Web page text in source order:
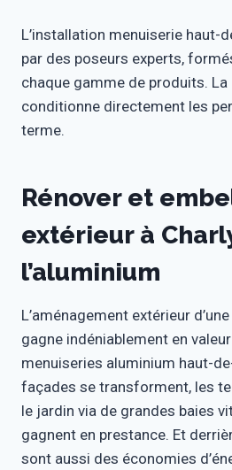
L’installation menuiserie haut-
par des poseurs experts,
chaque gamme de produits.
conditionne directement les
terme.
Rénover et
extérieur à
l’aluminium
L’aménagement extérieur
gagne indéniablement en
menuiseries aluminium haut-
façades se transforment, les
le jardin via de grandes baies
gagnent en prestance. Et
sont aussi des économies